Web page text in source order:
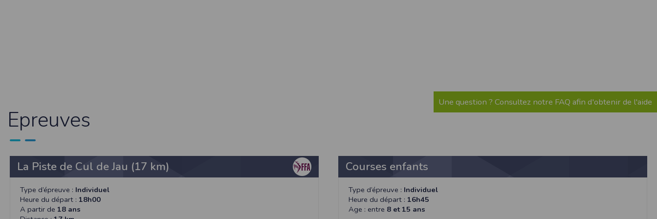
Une question ? Consultez notre FAQ afin d'obtenir de l'aide
Epreuves
La Piste de Cul de Jau (17 km)
Type d’épreuve : Individuel
Heure du départ : 18h00
A partir de 18 ans
Courses enfants
Type d’épreuve : Individuel
Heure du départ : 16h45
Age : entre 8 et 15 ans
Un cookie est un petit fichier texte envoyé à votre navigateur depuis nos serveurs, que vous utilisiez un ordinateur, une tablette ou un smartphone.
Nous utilisons les cookies à diverses fins : nous les employons pour vous identifier de page en page lorsque vous disposez d'un compte membre, retenir
La collecte et la conservation des données
Conformément à la loi du 6 janvier 1978 relative à l'informatique et aux libertés, modifiée en août 2004, le présent site à été déclaré à la Commission Nationale de
l'Informatique et des Libertés sous le numéro 2011834.
Les données identifiées comme étant obligatoires lors de l'inscription sont nécessaires aux fins de bénéficier des fonctionnalités du site. Les données
collectées automatiquement par le site nous permettent d'effectuer des statistiques quant à la consultation de ses pages web, et d'effectuer une localisation
géographique partielle des utilisateurs. Les données collectées et ultérieurement traitées par nos soins sont celles que vous nous transmettez volontairement